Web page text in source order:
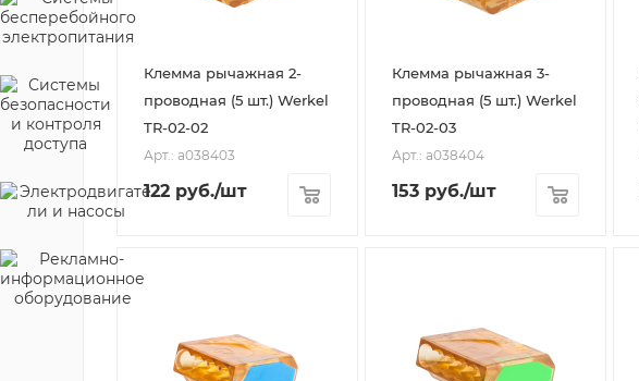
Клемма рычажная 2-
проводная (5 шт.) Werkel
TR-02-02
Арт.: a038403
122 руб./шт
Клемма рычажная 3-
проводная (5 шт.) Werkel
TR-02-03
Арт.: a038404
153 руб./шт